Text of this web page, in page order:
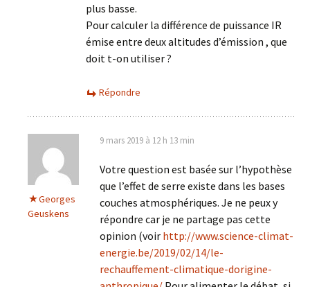
plus basse.
Pour calculer la différence de puissance IR
émise entre deux altitudes d’émission , que
doit t-on utiliser ?
Répondre
Georges
Geuskens
9 mars 2019 à 12 h 13 min
Votre question est basée sur l’hypothèse
que l’effet de serre existe dans les bases
couches atmosphériques. Je ne peux y
répondre car je ne partage pas cette
opinion (voir http://www.science-climat-
energie.be/2019/02/14/le-
rechauffement-climatique-dorigine-